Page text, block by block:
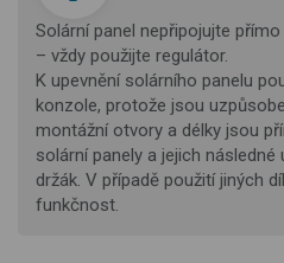
Solární panel nepřipojujte
– vždy použijte regulátor.
K upevnění solárního panelu
konzole, protože jsou
montážní otvory a délky jsou
solární panely a jejich
držák. V případě použití jiných
funkčnost.